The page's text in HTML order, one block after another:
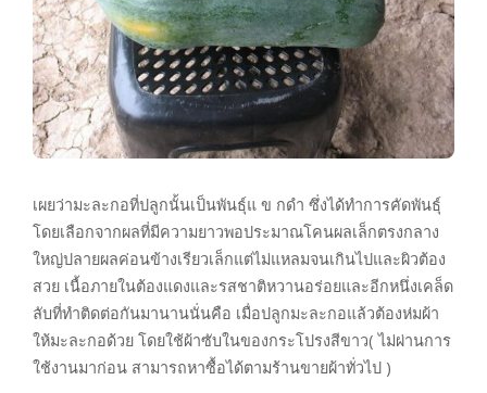
เผยว่ามะละกอที่ปลูกนั้นเป็นพันธุ์แ ข กดำ ซึ่งได้ทำการคัดพันธุ์
โดยเลือกจากผลที่มีความยาวพอประมาณโคนผลเล็กตรงกลาง
ใหญ่ปลายผลค่อนข้างเรียวเล็กแต่ไม่แหลมจนเกินไปและผิวต้อง
สวย เนื้อภายในต้องแดงและรสชาติหวานอร่อยและอีกหนึ่งเคล็ด
ลับที่ทำติดต่อกันมานานนั่นคือ เมื่อปลูกมะละกอแล้วต้องห่มผ้า
ให้มะละกอด้วย โดยใช้ผ้าซับในของกระโปรงสีขาว( ไม่ผ่านการ
ใช้งานมาก่อน สามารถหาซื้อได้ตามร้านขายผ้าทั่วไป )